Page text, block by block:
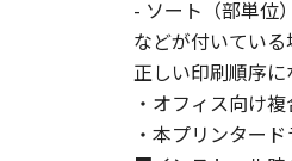
7.
[NO
THE
- ソート（部単位
などが付いてい
正しい印刷順序に
・オフィス向け
・本プリンター